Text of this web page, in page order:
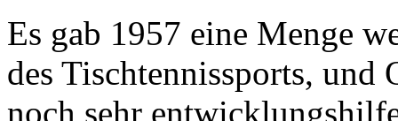
Es gab 1957 eine Menge
des Tischtennissports, und
noch sehr